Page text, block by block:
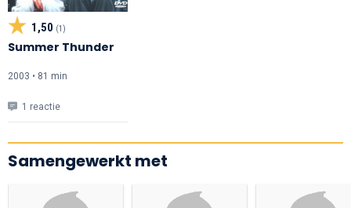
1,50 (1)
Summer Thunder
2003 • 81 min
1 reactie
Samengewerkt met